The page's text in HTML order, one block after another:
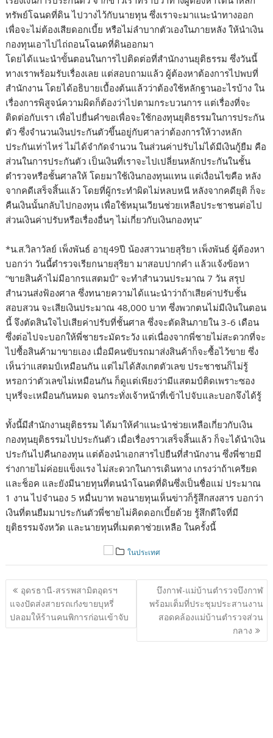
ทรัพย์โฉนดที่ดิน ไปวางไว้กับนายทุน ซึ่งเราจะมาแนะนำทางออก
เพื่อจะไม่ต้องเสียดอกเบี้ย หรือไม่ลำบากตัวเองในภายหลัง ให้นำเงิน
กองทุนเอาไปไถ่ถอนโฉนดที่ดินออกมา
โดยได้แนะนำขั้นตอนในการไปติดต่อที่สำนักงานยุติธรรม ซึ่งวันนี้
ทางเราพร้อมรับเรื่องเลย แต่สอบถามแล้ว ผู้ต้องหาต้องการไปพบที่
สำนักงาน โดยได้อธิบายเบื้องต้นแล้วว่าต้องใช้หลักฐานอะไรบ้าง ใน
เรื่องการพิสูจน์ความผิดก็ต้องว่าไปตามกระบวนการ แต่เรื่องที่จะ
ติดต่อกับเรา เพื่อไปยื่นคำขอเพื่อจะใช้กองทุนยุติธรรมในการประกัน
ตัว ซึ่งจำนวนเงินประกันตัวขึ้นอยู่กับศาลว่าต้องการให้วางหลัก
ประกันเท่าไหร่ ไม่ได้จำกัดจำนวน ในส่วนค่าปรับไม่ได้มีเงินกู้ยืม คือ
ส่วนในการประกันตัว เป็นเงินที่เราจะไปเปลี่ยนหลักประกันในชั้น
ตำรวจหรือชั้นศาลให้ โดยมาใช้เงินกองทุนแทน แต่เงื่อนไขคือ หลัง
จากคดีเสร็จสิ้นแล้ว โดยที่ผู้กระทำผิดไม่หลบหนี หลังจากคดียุติ ก็จะ
คืนเงินนั้นกลับไปกองทุน เพื่อใช้หมุนเวียนช่วยเหลือประชาชนต่อไป
ส่วนเงินค่าปรับหรือเรื่องอื่นๆ ไม่เกี่ยวกับเงินกองทุน”
*น.ส.วิลาวัลย์ เพ็งพันธ์ อายุ49ปี น้องสาวนายสุริยา เพ็งพันธ์ ผู้ต้องหา
บอกว่า วันนี้ตำรวจเรียกนายสุริยา มาสอบปากคำ แล้วแจ้งข้อหา
“ขายสินค้าไม่มีอากรแสตมป์” จะทำสำนวนประมาณ 7 วัน สรุป
สำนวนส่งฟ้องศาล ซึ่งทนายความได้แนะนำว่าถ้าเสียค่าปรับชั้น
สอบสวน จะเสียเงินประมาณ 48,000 บาท ซึ่งพวกตนไม่มีเงินในตอน
นี้ จึงตัดสินใจไปเสียค่าปรับที่ชั้นศาล ซึ่งจะตัดสินภายใน 3-6 เดือน
ซึ่งต่อไปจะบอกให้พี่ชายระมัดระวัง แต่เนื่องจากพี่ชายไม่สะดวกที่จะ
ไปซื้อสินค้ามาขายเอง เมื่อมีคนขับรถมาส่งสินค้าก็จะซื้อไว้ขาย ซึ่ง
เห็นว่าแสตมป์เหมือนกัน แต่ไม่ได้สังเกตตัวเลข ประชาชนก็ไม่รู้
หรอกว่าตัวเลขไม่เหมือนกัน ก็ดูแต่เพียงว่ามีแสตมป์ติดเพราะซอง
บุหรี่จะเหมือนกันหมด จนกระทั่งเจ้าหน้าที่เข้าไปจับและบอกจึงได้รู้
ทั้งนี้มีสำนักงานยุติธรรม ได้มาให้คำแนะนำช่วยเหลือเกี่ยวกับเงิน
กองทุนยุติธรรมไปประกันตัว เมื่อเรื่องราวเสร็จสิ้นแล้ว ก็จะได้นำเงิน
ประกันไปคืนกองทุน แต่ต้องนำเอกสารไปยืนที่สำนักงาน ซึ่งพี่ชายมี
ร่างกายไม่ค่อยแข็งแรง ไม่สะดวกในการเดินทาง เกรงว่าถ้าเครียด
และช็อค และยังมีนายทุนที่ตนนำโฉนดที่ดินซึ่งเป็นชื่อแม่ ประมาณ
1 งาน ไปจำนอง 5 หมื่นบาท พอนายทุนเห็นข่าวก็รู้สึกสงสาร บอกว่า
เงินที่ตนยืมมาประกันตัวพี่ชายไม่คิดดอกเบี้ยด้วย รู้สึกดีใจที่มี
ยุติธรรมจังหวัด และนายทุนที่เมตตาช่วยเหลือ ในครั้งนี้
ในประเทศ
แนะแนว
เรื่อง
อุดรธานี-สรรพสามิตอุดรฯ
แจงปัดส่งสายรถเก๋งขายบุหรี่
ปลอมให้ร้านคนพิการก่อนเข้าจับ
บึงกาฬ-แม่บ้านตำรวจบึงกาฬ
พร้อมเต็มที่ประชุมประสานงาน
สอดคล้องแม่บ้านตำรวจส่วน
กลาง